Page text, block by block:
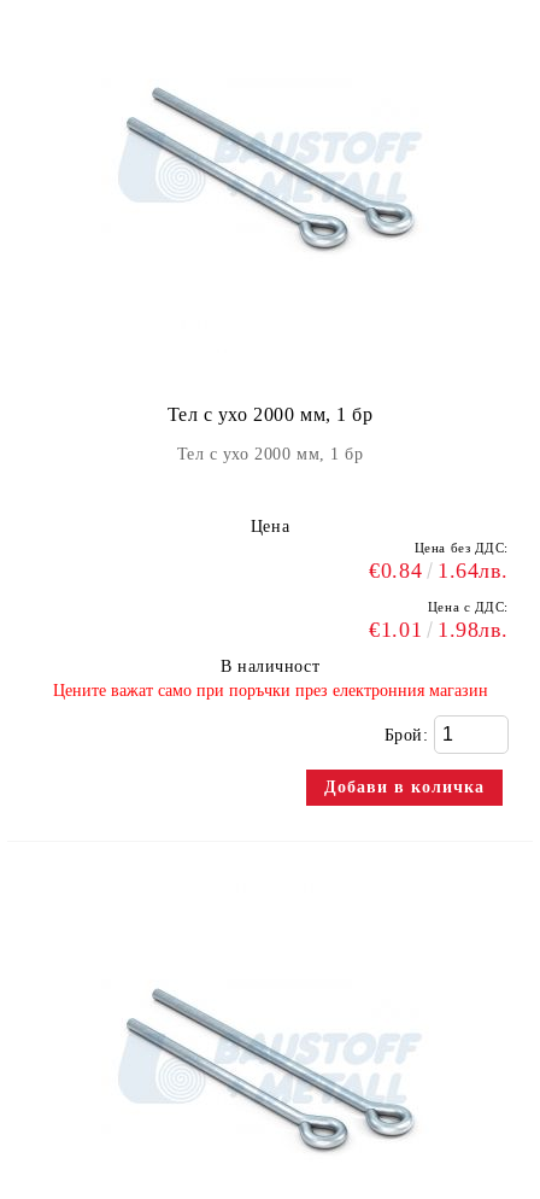
Тел с ухо 2000 мм, 1 бр
Тел с ухо 2000 мм, 1 бр
Цена
Цена без ДДС:
€0.84 1.64лв.
Цена с ДДС:
€1.01 1.98лв.
В наличност
​Цените важат само при поръчки през електронния магазин
Брой: